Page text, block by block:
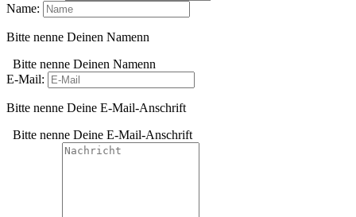
Name:
Bitte nenne Deinen Namenn
Bitte nenne Deinen Namenn
E-Mail:
Bitte nenne Deine E-Mail-Anschrift
Bitte nenne Deine E-Mail-Anschrift